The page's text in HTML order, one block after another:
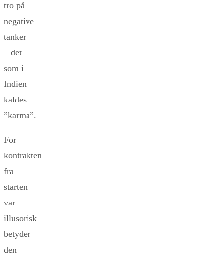
tro på
negative
tanker
– det
som i
Indien
kaldes
”karma”.
For
kontrakten
fra
starten
var
illusorisk
betyder
den